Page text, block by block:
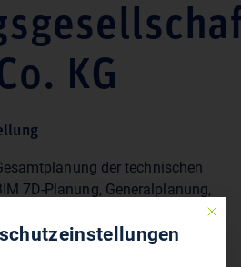
KG
7D-Planung, Generalplanung,
Energiedesign, Laborplaung,
Tragswerksplanung für
Bildungseinrichtungen,
Mit